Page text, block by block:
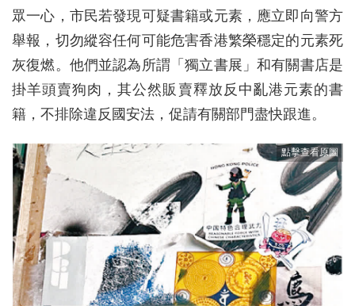
眾一心，市民若發現可疑書籍或元素，應立即向警方
舉報，切勿縱容任何可能危害香港繁榮穩定的元素死
灰復燃。他們並認為所謂「獨立書展」和有關書店是
掛羊頭賣狗肉，其公然販賣釋放反中亂港元素的書
籍，不排除違反國安法，促請有關部門盡快跟進。